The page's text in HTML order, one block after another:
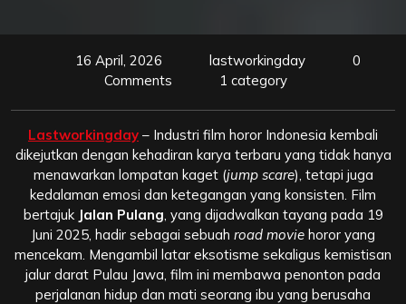
16 April, 2026 lastworkingday
0
Comments
1 category
Lastworkingday – Industri film horor Indonesia kembali
dikejutkan dengan kehadiran karya terbaru yang tidak hanya
menawarkan lompatan kaget (jump scare), tetapi juga
kedalaman emosi dan ketegangan yang konsisten. Film
bertajuk Jalan Pulang , yang dijadwalkan tayang pada 19
Juni 2025, hadir sebagai sebuah road movie horor yang
mencekam. Mengambil latar eksotisme sekaligus kemistisan
jalur darat Pulau Jawa, film ini membawa penonton pada
perjalanan hidup dan mati seorang ibu yang berusaha